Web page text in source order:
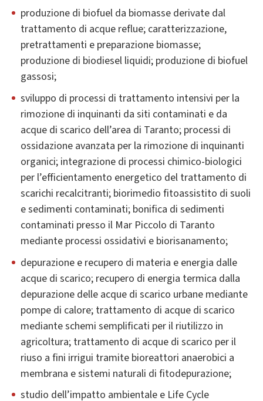
produzione di biofuel da biomasse derivate dal
trattamento di acque reflue; caratterizzazione,
pretrattamenti e preparazione biomasse;
produzione di biodiesel liquidi; produzione di biofuel
gassosi;
sviluppo di processi di trattamento intensivi per la
rimozione di inquinanti da siti contaminati e da
acque di scarico dell’area di Taranto; processi di
ossidazione avanzata per la rimozione di inquinanti
organici; integrazione di processi chimico-biologici
per l’efficientamento energetico del trattamento di
scarichi recalcitranti; biorimedio fitoassistito di suoli
e sedimenti contaminati; bonifica di sedimenti
contaminati presso il Mar Piccolo di Taranto
mediante processi ossidativi e biorisanamento;
depurazione e recupero di materia e energia dalle
acque di scarico; recupero di energia termica dalla
depurazione delle acque di scarico urbane mediante
pompe di calore; trattamento di acque di scarico
mediante schemi semplificati per il riutilizzo in
agricoltura; trattamento di acque di scarico per il
riuso a fini irrigui tramite bioreattori anaerobici a
membrana e sistemi naturali di fitodepurazione;
studio dell’impatto ambientale e Life Cycle